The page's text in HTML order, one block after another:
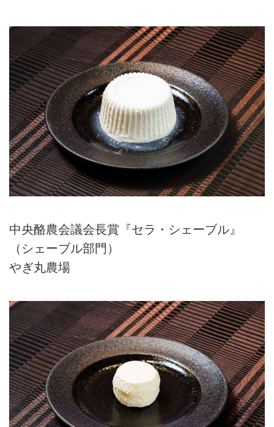
中央酪農会議会長賞『セラ・シェーブル』
（シェーブル部門）
やぎ丸農場